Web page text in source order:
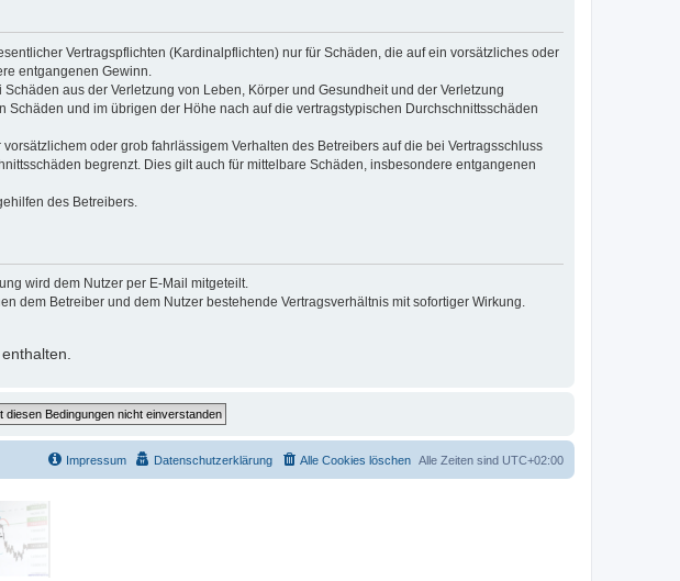
Vertragspflichten (Kardinalpflichten) nur für Schäden, die auf ein vorsätzliches oder
entgangenen Gewinn.
aus der Verletzung von Leben, Körper und Gesundheit und der Verletzung
und im übrigen der Höhe nach auf die vertragstypischen Durchschnittsschäden
oder grob fahrlässigem Verhalten des Betreibers auf die bei Vertragsschluss
begrenzt. Dies gilt auch für mittelbare Schäden, insbesondere entgangenen
des Betreibers.
wird dem Nutzer per E-Mail mitgeteilt.
dem Betreiber und dem Nutzer bestehende Vertragsverhältnis mit sofortiger Wirkung.
Alle Zeiten sind UTC+02:00
Alle Cookies löschen
Datenschutzerklärung
Impressum